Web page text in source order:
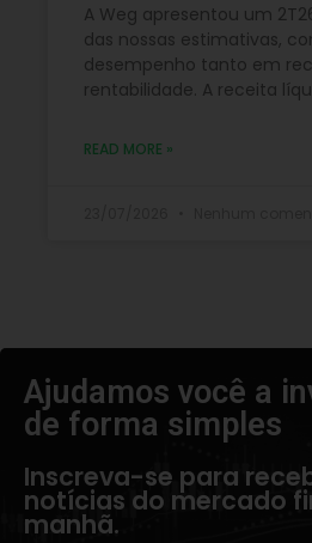
A Weg apresentou um
das nossas estimativas,
desempenho tanto em
rentabilidade. A receita
READ MORE »
Ajudamos você a
de forma simples​
Inscreva-se para
notícias do mercado
manhã.